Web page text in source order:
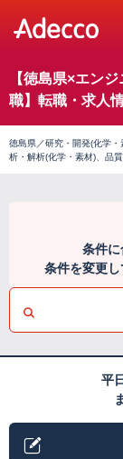
【徳島県×エン
職】転職・求人
徳島県／研究・開発(化学
析・解析(化学・素材)、品
条件に
条件を変更し
平